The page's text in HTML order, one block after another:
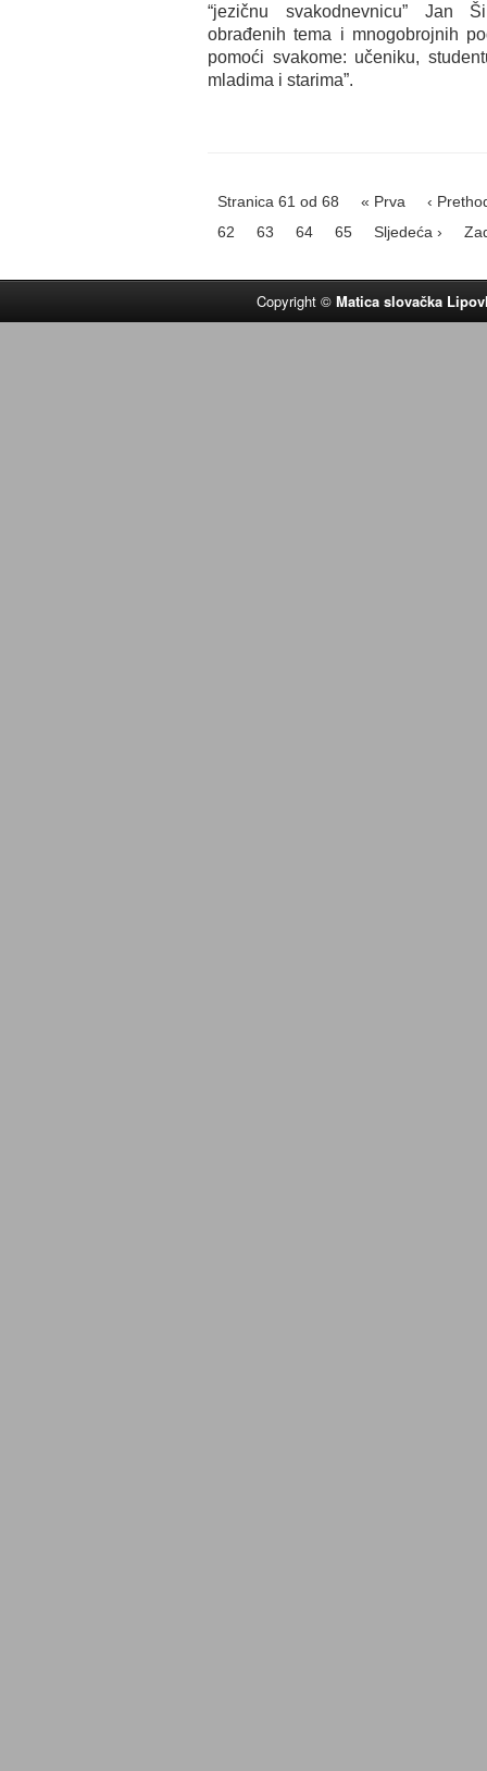
“jezičnu svakodnevnicu” Jan
obrađenih tema i mnogobrojnih
pomoći svakome: učeniku,
mladima i starima”.
Stranica 61 od 68 « Prva
‹
62
63 64 65 Sljedeća ›
Copyright ©Matica slovačka